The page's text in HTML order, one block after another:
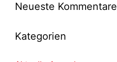
Neueste Kommentare
Kategorien